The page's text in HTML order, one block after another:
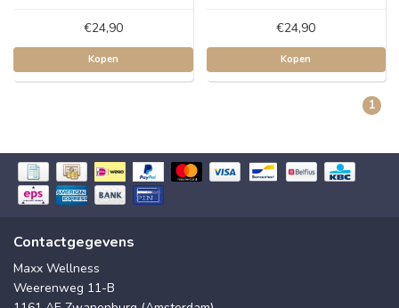
€24,90
Kopen
€24,90
Kopen
1
Contactgegevens
Maxx Wellness
Weerenweg 11-B